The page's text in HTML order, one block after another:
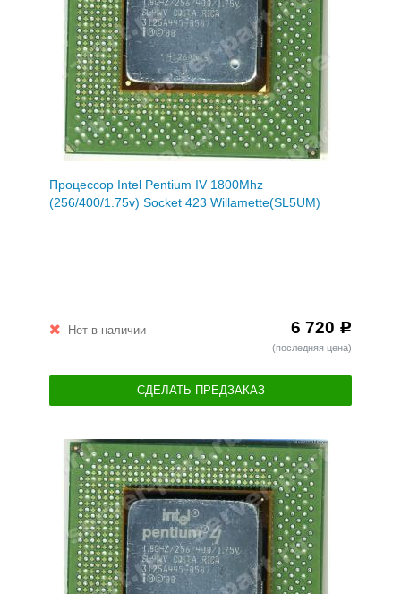
Процессор Intel Pentium IV 1800Mhz
(256/400/1.75v) Socket 423 Willamette(SL5UM)
Нет в наличии 6 720 Р
(последняя цена)
СДЕЛАТЬ ПРЕДЗАКАЗ